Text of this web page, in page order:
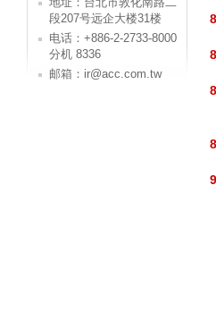
段207号远企大楼31楼
电话：+886-2-2733-8000
分机 8336
邮箱：ir@acc.com.tw